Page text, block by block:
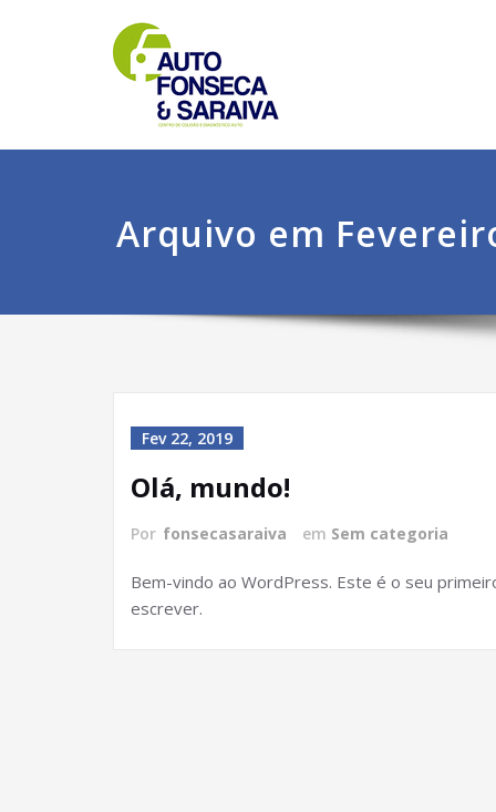
Arquivo em
Fev 22, 2019
Olá, mundo!
Por fonsecasaraiva em Sem categoria
Bem-vindo ao WordPress. Este é o seu
escrever.